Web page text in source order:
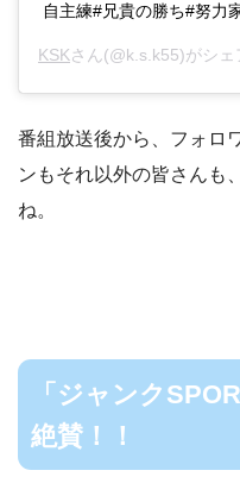
自主練#兄貴の勝ち#努力
KSKさん(@k.s.k55)がシ
番組放送後から、フォロ
ンもそれ以外の皆さんも
ね。
「ジャンク
絶賛！！